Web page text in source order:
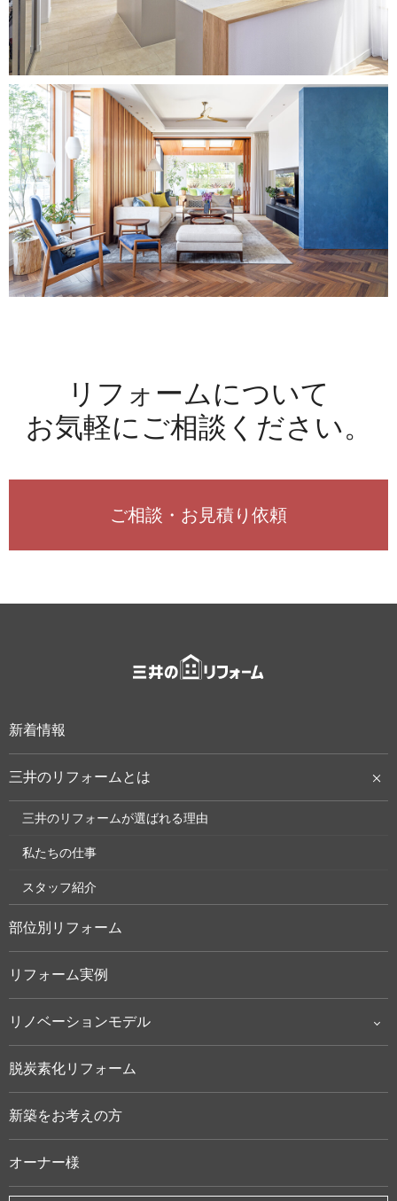
リフォームについて
お気軽にご相談ください。
ご相談・お見積り依頼
新着情報
三井のリフォームとは
三井のリフォームが選ばれる理由
私たちの仕事
スタッフ紹介
部位別リフォーム
リフォーム実例
リノベーションモデル
脱炭素化リフォーム
新築をお考えの方
オーナー様